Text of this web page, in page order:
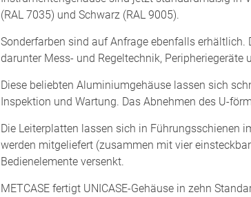
(RAL 7035) und Schwarz (RAL 9005).
Sonderfarben sind auf Anfrage ebenfalls erhältlich.
darunter Mess- und Regeltechnik,
Diese beliebten Aluminiumgehäuse lassen sich
Inspektion und Wartung. Das Abnehmen des U-
Die Leiterplatten lassen sich in Führungsschienen
werden mitgeliefert (zusammen mit vier
Bedienelemente versenkt.
METCASE fertigt UNICASE-Gehäuse in zehn